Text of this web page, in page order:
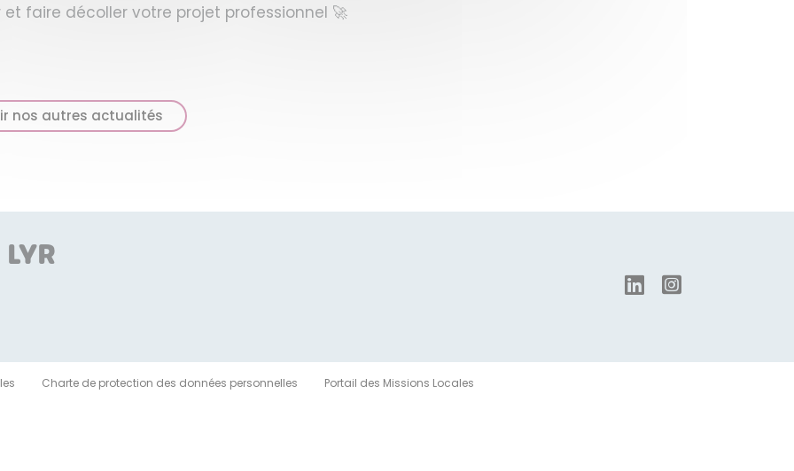
et faire décoller votre projet professionnel 🚀
nos autres actualités
Charte de protection des données personnelles Portail des Missions Locales